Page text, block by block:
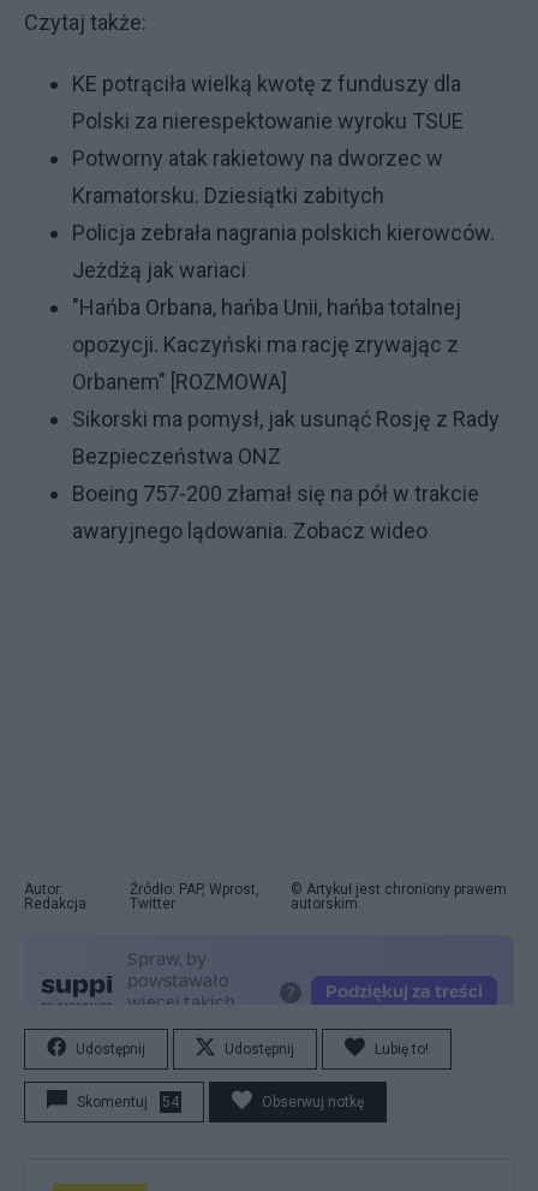
Czytaj także:
KE potrąciła wielką kwotę z funduszy dla
Polski za nierespektowanie wyroku TSUE
Potworny atak rakietowy na dworzec w
Kramatorsku. Dziesiątki zabitych
Policja zebrała nagrania polskich kierowców.
Jeżdżą jak wariaci
"Hańba Orbana, hańba Unii, hańba totalnej
opozycji. Kaczyński ma rację zrywając z
Orbanem" [ROZMOWA]
Sikorski ma pomysł, jak usunąć Rosję z Rady
Bezpieczeństwa ONZ
Boeing 757-200 złamał się na pół w trakcie
awaryjnego lądowania. Zobacz wideo
Autor:
Redakcja
Źródło: PAP, Wprost,
Twitter
© Artykuł jest chroniony prawem
autorskim.
Udostępnij Udostępnij Lubię to!
Skomentuj 54 Obserwuj notkę